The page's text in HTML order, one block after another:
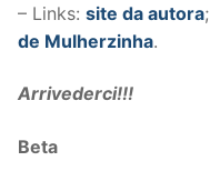
– Links: site da autora;
de Mulherzinha.
Arrivederci!!!
Beta